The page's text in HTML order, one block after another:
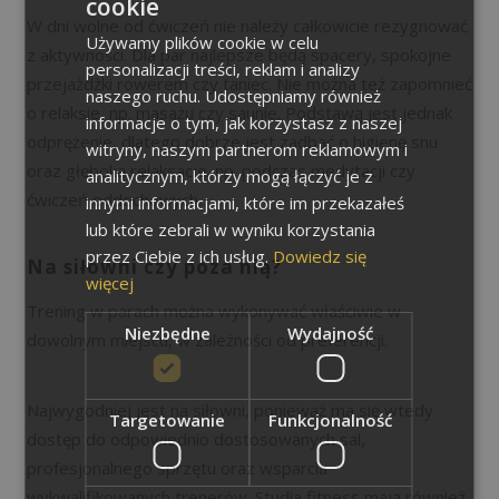
z aktywności. Dla par najlepsze będą spacery, spokojne
przejażdżki rowerem czy taniec. Nie można też zapomnieć
o relaksie, np. masażu czy saunie. Podstawą jest jednak
odprężenie, dlatego dobrze jest zadbać o higienę snu
oraz głęboką relaksację, np. podczas medytacji czy
ćwiczeń oddechowych.
Na siłowni czy poza nią?
Trening w parach można wykonywać właściwie w
dowolnym miejscu, w zależności od preferencji.
Najwygodniej jest na siłowni, ponieważ ma się wtedy
dostęp do odpowiednio dostosowanych sal,
profesjonalnego sprzętu oraz wsparcia
cookie
Używamy plików cookie w celu
personalizacji treści, reklam i analizy
naszego ruchu. Udostępniamy również
informacje o tym, jak korzystasz z naszej
witryny, naszym partnerom reklamowym i
analitycznym, którzy mogą łączyć je z
innymi informacjami, które im przekazałeś
lub które zebrali w wyniku korzystania
przez Ciebie z ich usług. Dowiedz się
więcej
Niezbędne Wydajność
Targetowanie Funkcjonalność